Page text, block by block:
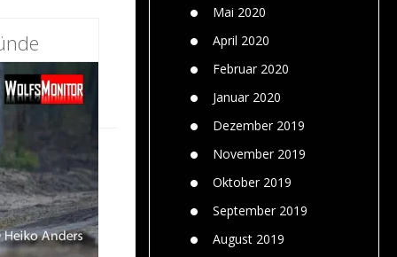
Mai 2020
April 2020
Februar 2020
Januar 2020
Dezember 2019
November 2019
Oktober 2019
September 2019
August 2019